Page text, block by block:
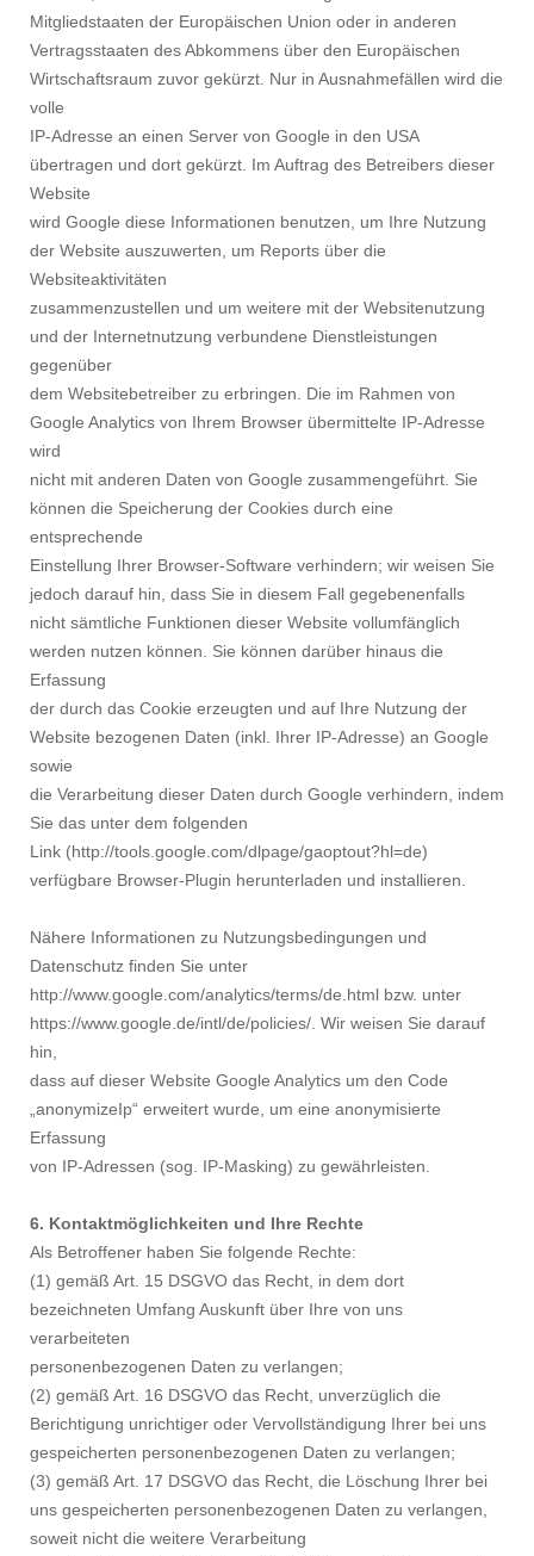
Mitgliedstaaten der Europäischen Union oder in anderen
Vertragsstaaten des Abkommens über den Europäischen
Wirtschaftsraum zuvor gekürzt. Nur in Ausnahmefällen wird die
volle
IP-Adresse an einen Server von Google in den USA
übertragen und dort gekürzt. Im Auftrag des Betreibers dieser
Website
wird Google diese Informationen benutzen, um Ihre Nutzung
der Website auszuwerten, um Reports über die
Websiteaktivitäten
zusammenzustellen und um weitere mit der Websitenutzung
und der Internetnutzung verbundene Dienstleistungen
gegenüber
dem Websitebetreiber zu erbringen. Die im Rahmen von
Google Analytics von Ihrem Browser übermittelte IP-Adresse
wird
nicht mit anderen Daten von Google zusammengeführt. Sie
können die Speicherung der Cookies durch eine
entsprechende
Einstellung Ihrer Browser-Software verhindern; wir weisen Sie
jedoch darauf hin, dass Sie in diesem Fall gegebenenfalls
nicht sämtliche Funktionen dieser Website vollumfänglich
werden nutzen können. Sie können darüber hinaus die
Erfassung
der durch das Cookie erzeugten und auf Ihre Nutzung der
Website bezogenen Daten (inkl. Ihrer IP-Adresse) an Google
sowie
die Verarbeitung dieser Daten durch Google verhindern, indem
Sie das unter dem folgenden
Link (http://tools.google.com/dlpage/gaoptout?hl=de)
verfügbare Browser-Plugin herunterladen und installieren.
Nähere Informationen zu Nutzungsbedingungen und
Datenschutz finden Sie unter
http://www.google.com/analytics/terms/de.html bzw. unter
https://www.google.de/intl/de/policies/. Wir weisen Sie darauf
hin,
dass auf dieser Website Google Analytics um den Code
„anonymizeIp“ erweitert wurde, um eine anonymisierte
Erfassung
von IP-Adressen (sog. IP-Masking) zu gewährleisten.
6. Kontaktmöglichkeiten und Ihre Rechte
Als Betroffener haben Sie folgende Rechte:
(1) gemäß Art. 15 DSGVO das Recht, in dem dort
bezeichneten Umfang Auskunft über Ihre von uns
verarbeiteten
personenbezogenen Daten zu verlangen;
(2) gemäß Art. 16 DSGVO das Recht, unverzüglich die
Berichtigung unrichtiger oder Vervollständigung Ihrer bei uns
gespeicherten personenbezogenen Daten zu verlangen;
(3) gemäß Art. 17 DSGVO das Recht, die Löschung Ihrer bei
uns gespeicherten personenbezogenen Daten zu verlangen,
soweit nicht die weitere Verarbeitung